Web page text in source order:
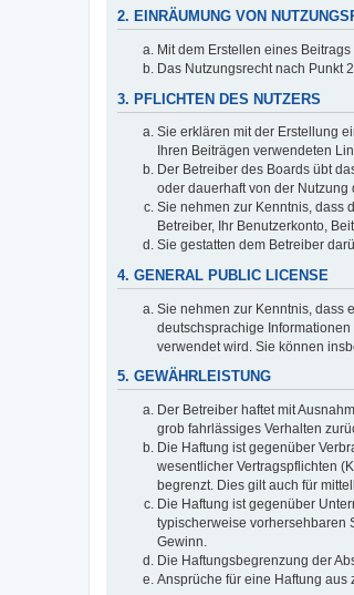
2. EINRÄUMUNG VON
Mit dem Erstellen eines
Das Nutzungsrecht nach Punkt
3. PFLICHTEN DES NUTZERS
Sie erklären mit der Erstellung
Ihren Beiträgen verwendeten
Der Betreiber des Boards übt
oder dauerhaft von der
Sie nehmen zur Kenntnis, dass
Betreiber, Ihr Benutzerkonto,
Sie gestatten dem Betreiber
4. GENERAL PUBLIC LICENSE
Sie nehmen zur Kenntnis, dass
deutschsprachige
verwendet wird. Sie können
5. GEWÄHRLEISTUNG
Der Betreiber haftet mit
grob fahrlässiges Verhalten
Die Haftung ist gegenüber
wesentlicher Vertragspflichten
begrenzt. Dies gilt auch für
Die Haftung ist gegenüber
typischerweise vorhersehbaren
Gewinn.
Die Haftungsbegrenzung der
Ansprüche für eine Haftung